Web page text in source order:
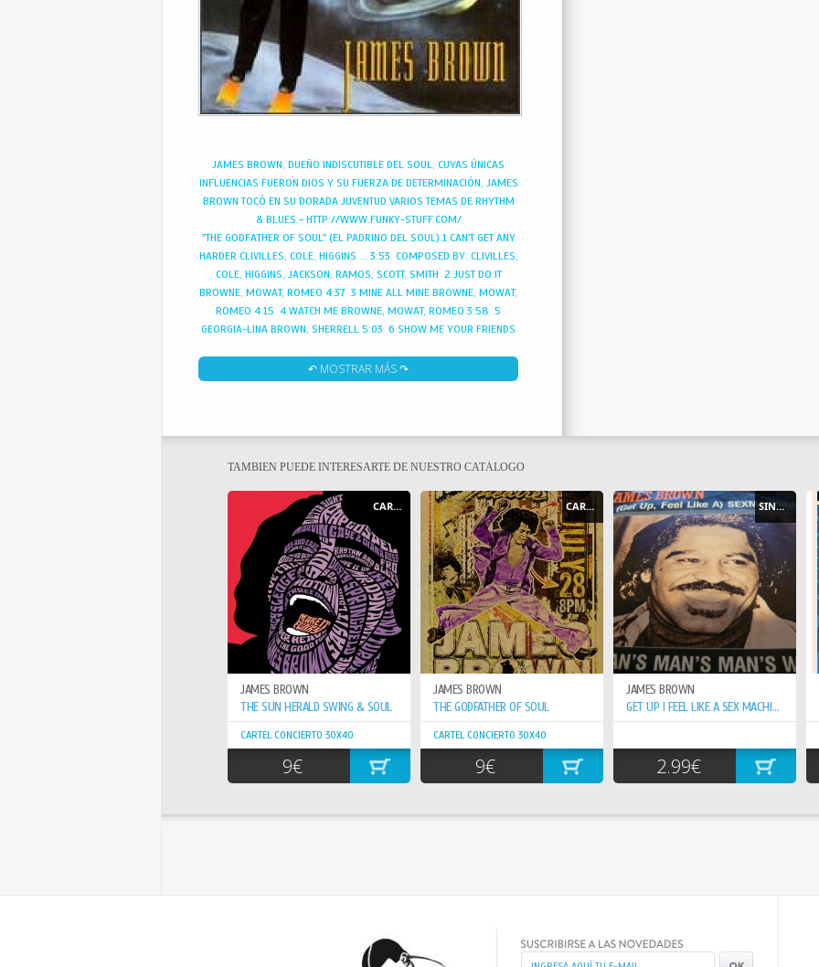
JAMES BROWN, DUEÑO INDISCUTIBLE DEL SOUL, CUYAS ÚNICAS
INFLUENCIAS FUERON DIOS Y SU FUERZA DE DETERMINACIÓN, JAMES
BROWN TOCÓ EN SU DORADA JUVENTUD VARIOS TEMAS DE RHYTHM
& BLUES.- HTTP://WWW.FUNKY-STUFF.COM/
"THE GODFATHER OF SOUL" (EL PADRINO DEL SOUL).1 CAN'T GET ANY
HARDER CLIVILLES, COLE, HIGGINS ... 3:53 COMPOSED BY: CLIVILLES,
COLE, HIGGINS, JACKSON, RAMOS, SCOTT, SMITH 2 JUST DO IT
BROWNE, MOWAT, ROMEO 4:37 3 MINE ALL MINE BROWNE, MOWAT,
ROMEO 4:15 4 WATCH ME BROWNE, MOWAT, ROMEO 3:58 5
GEORGIA-LINA BROWN, SHERRELL 5:03 6 SHOW ME YOUR FRIENDS
BROWN 3:57 8 HOW LONG BROWNE, MOWAT, ROMEO 5:29 9 MAKE
IT FUNKY 2000 BROWN 4:56 10 MOMENTS BROWNE, MOWAT,
↶ MOSTRAR MÁS ↷
TAMBIEN PUEDE INTERESARTE DE NUESTRO CATÁLOGO
CARTEL - POSTER
JAMES BROWN
THE SUN HERALD SWING & SOUL
CARTEL CONCIERTO 30X40
9€
CARTEL - POSTER
JAMES BROWN
THE GODFATHER OF SOUL
CARTEL CONCIERTO 30X40
9€
SINGLE
JAMES BROWN
GET UP I FEEL LIKE A SEX MACHINE / IT`S A MAN`S..
2.99€